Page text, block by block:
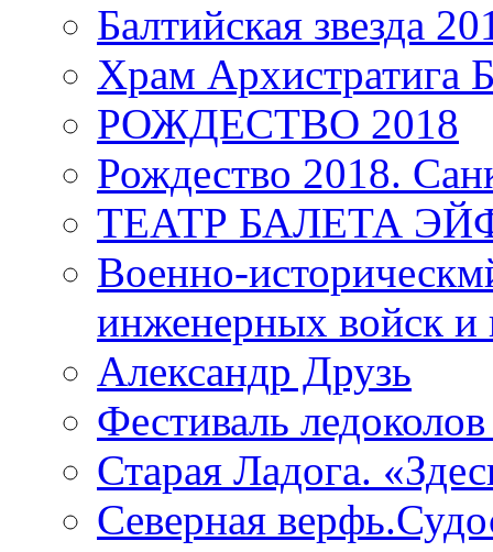
Балтийская звезда
Храм
РОЖДЕСТВО 2018
Рождество 2018.
ТЕАТР БАЛЕТА
Военно-
инженерных войск и
Александр Друзь
Фестиваль
Старая Ладога.
Северная